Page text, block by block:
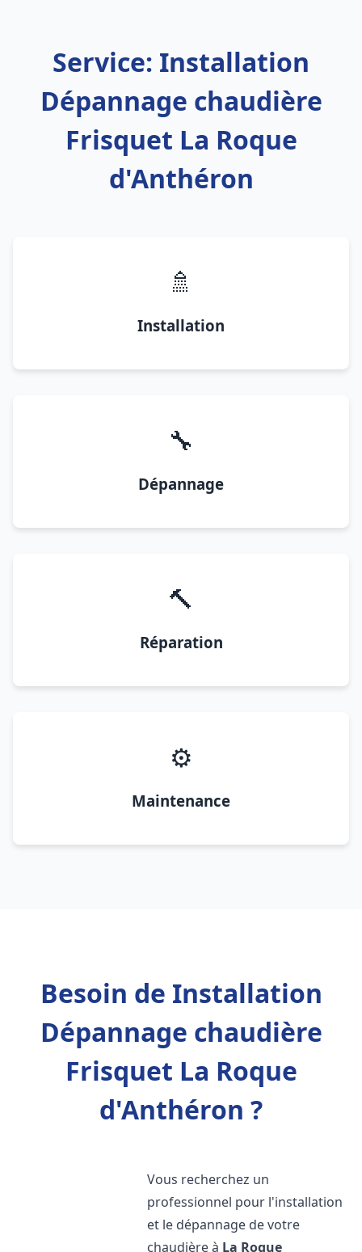
Service: Installation
Dépannage chaudière
Frisquet La Roque
d'Anthéron
🚿
Installation
🔧
Dépannage
🔨
Réparation
⚙️
Maintenance
Besoin de Installation
Dépannage chaudière
Frisquet La Roque
d'Anthéron ?
Vous recherchez un
professionnel pour l'installation
et le dépannage de votre
chaudière à La Roque